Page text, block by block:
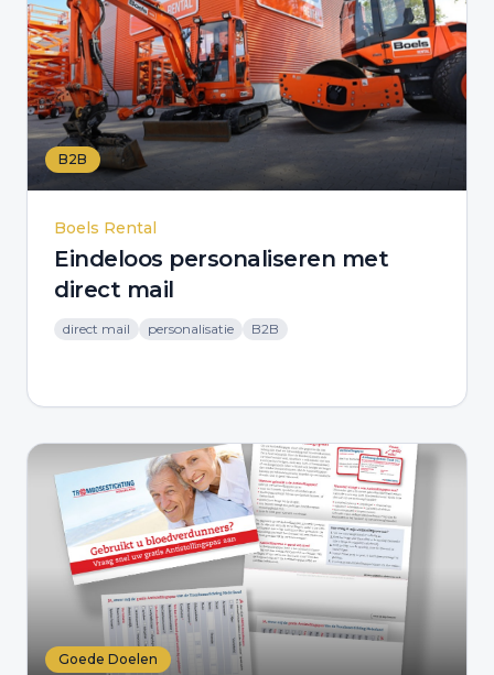
B2B
Boels Rental
Eindeloos personaliseren met
direct mail
direct mail personalisatie B2B
Goede Doelen